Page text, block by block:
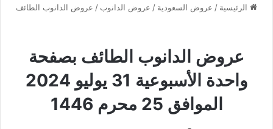
الرئيسية / عروض السعودية / عروض الدانوب / عروض الدانوب الطائف
عروض الدانوب الطائف بصفحة
واحدة الأسبوعية 31 يوليو 2024
الموافق 25 محرم 1446